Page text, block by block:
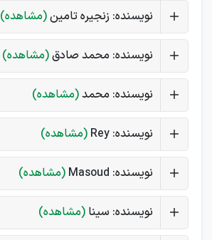
نویسنده: زنجیره تامین(مشاهده)
نویسنده: محمد صادق(مشاهده)
نویسنده: محمد(مشاهده)
نویسنده: Rey (مشاهده)
نویسنده: Masoud (مشاهده)
نویسنده: سینا (مشاهده)